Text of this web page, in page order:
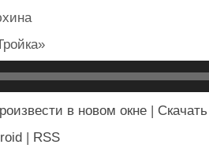
в новом окне
Скачать
RSS